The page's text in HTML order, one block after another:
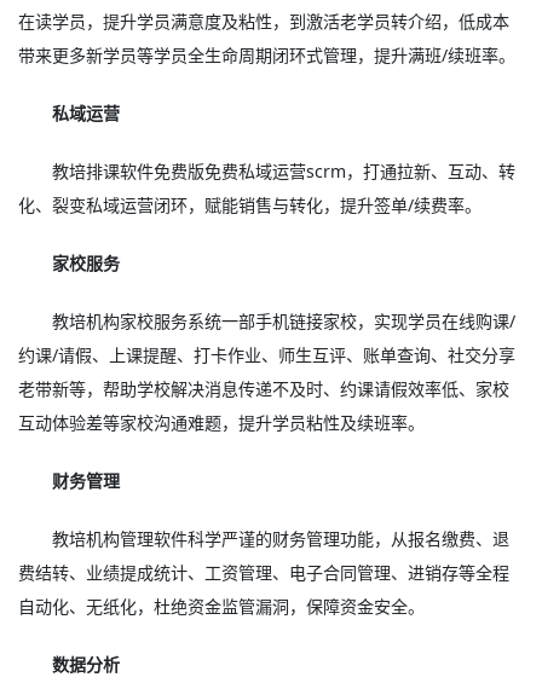
在读学员，提升学员满意度及粘性，到激活老学员转介绍，低成本
带来更多新学员等学员全生命周期闭环式管理，提升满班/续班率。
私域运营
教培排课软件免费版免费私域运营scrm，打通拉新、互动、转
化、裂变私域运营闭环，赋能销售与转化，提升签单/续费率。
家校服务
教培机构家校服务系统一部手机链接家校，实现学员在线购课/
约课/请假、上课提醒、打卡作业、师生互评、账单查询、社交分享
老带新等，帮助学校解决消息传递不及时、约课请假效率低、家校
互动体验差等家校沟通难题，提升学员粘性及续班率。
财务管理
教培机构管理软件科学严谨的财务管理功能，从报名缴费、退
费结转、业绩提成统计、工资管理、电子合同管理、进销存等全程
自动化、无纸化，杜绝资金监管漏洞，保障资金安全。
数据分析